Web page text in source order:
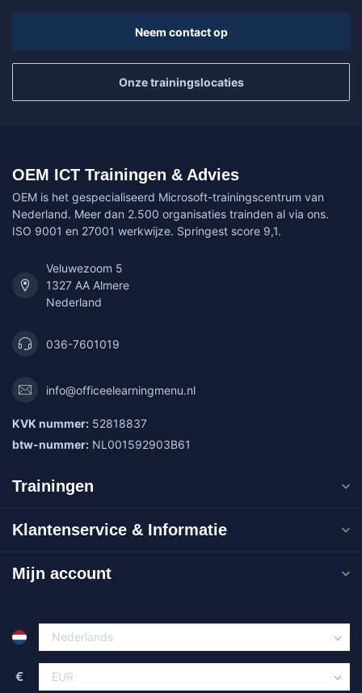
Neem contact op
Onze trainingslocaties
OEM ICT Trainingen & Advies
OEM is het gespecialiseerd Microsoft-trainingscentrum van
Nederland. Meer dan 2.500 organisaties trainden al via ons.
ISO 9001 en 27001 werkwijze. Springest score 9,1.
Veluwezoom 5
1327 AA Almere
Nederland
036-7601019
info@officeelearningmenu.nl
KVK nummer: 52818837
btw-nummer: NL001592903B61
Trainingen
Klantenservice & Informatie
Mijn account
€